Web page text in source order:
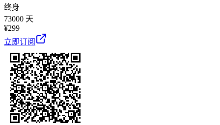
终身
73000 天
¥299
立即订阅